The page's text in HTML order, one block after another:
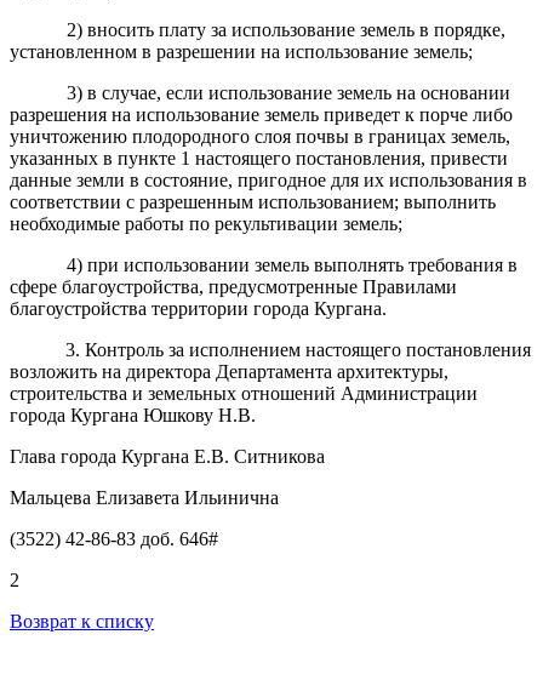
2) вносить плату за использование земель в порядке,
установленном в разрешении на использование земель;
3) в случае, если использование земель на основании
разрешения на использование земель приведет к порче либо
уничтожению плодородного слоя почвы в границах земель,
указанных в пункте 1 настоящего постановления, привести
данные земли в состояние, пригодное для их использования в
соответствии с разрешенным использованием; выполнить
необходимые работы по рекультивации земель;
4) при использовании земель выполнять требования в
сфере благоустройства, предусмотренные Правилами
благоустройства территории города Кургана.
3. Контроль за исполнением настоящего постановления
возложить на директора Департамента архитектуры,
строительства и земельных отношений Администрации
города Кургана Юшкову Н.В.
Глава города Кургана Е.В. Ситникова
Мальцева Елизавета Ильинична
(3522) 42-86-83 доб. 646#
2
Возврат к списку